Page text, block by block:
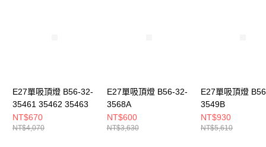
５．嚴禁一人註冊多個帳號或使用他人資訊註冊。若發現惡意使用之情形，
恩沛科技股份有限公司將有權停止該用戶之使用額度並採取法律行動。
E27單吸頂燈 B56-32-
35461 35462 35463
NT$670
NT$4,070
E27單吸頂燈 B56-32-
3568A
NT$600
NT$3,630
E27單吸頂燈
3549B
NT$930
NT$5,610